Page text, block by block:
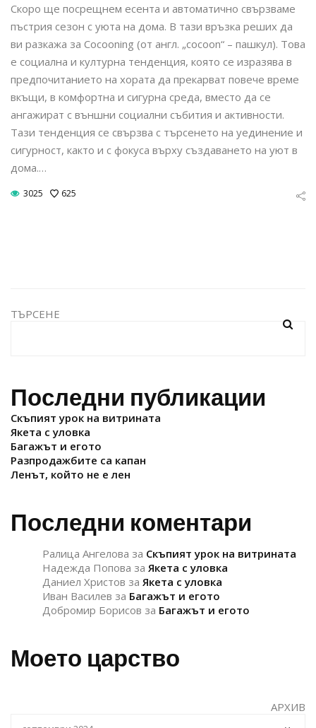
Скоро ще посрещнем есента и автоматично свързваме
пъстрия сезон с уюта на дома. В тази връзка реших да
ви разкажа за Cocooning (от англ. „cocoon“ – пашкул). Това
е социална и културна тенденция, която се изразява в
предпочитанието на хората да прекарват повече време
вкъщи, в комфортна и сигурна среда, вместо да се
ангажират с външни социални събития и активности.
Тази тенденция се свързва с търсенето на уединение и
сигурност, както и с фокуса върху създаването на уют в
дома.…
3025 625
ТЪРСЕНЕ
Последни публикации
Скъпият урок на витрината
Якета с уловка
Багажът и егото
Разпродажбите са капан
Ленът, който не е лен
Последни коментари
Ралица Ангелова за Скъпият урок на витрината
Надежда Попова за Якета с уловка
Даниел Христов за Якета с уловка
Иван Василев за Багажът и егото
Добромир Борисов за Багажът и егото
Моето царство
АРХИВ